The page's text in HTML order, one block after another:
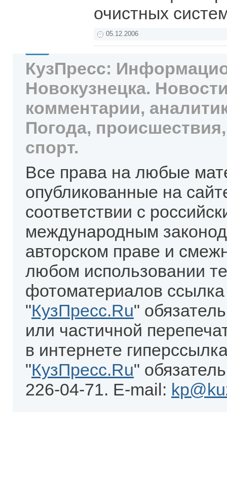
очистных
05.12.2006
КузПресс:
Новокузнецка.
комментарии,
Погода,
спорт.
Все права на любые
опубликованные на
соответствии с
международным
авторском праве и
любом использовании
фотоматериалов
"КузПресс.Ru"
или частичной
в интернете
"КузПресс.Ru"
226-04-71. E-mail: